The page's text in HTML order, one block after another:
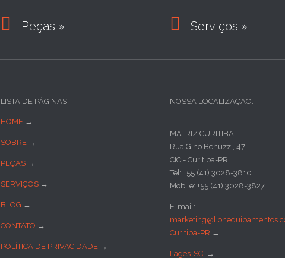
 Peças »  Serviços »
LISTA DE PÁGINAS
HOME →
SOBRE →
PEÇAS →
SERVIÇOS →
BLOG →
CONTATO →
POLÍTICA DE PRIVACIDADE →
NOSSA LOCALIZAÇÃO:
MATRIZ CURITIBA:
Rua Gino Benuzzi, 47
CIC - Curitiba-PR
Tel: +55 (41) 3028-3810
Mobile: +55 (41) 3028-3827
E-mail:
Curitiba-PR →
Lages-SC: →